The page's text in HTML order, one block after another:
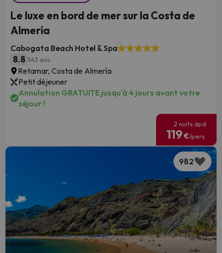
Le luxe en bord de mer sur la Costa de
Almería
Cabogata Beach Hotel & Spa
8.8 543 avis
Retamar, Costa de Almería
Petit déjeuner
Annulation GRATUITE jusqu'à 4 jours avant votre
séjour !
2 nuits àpd
119€/pers.
982